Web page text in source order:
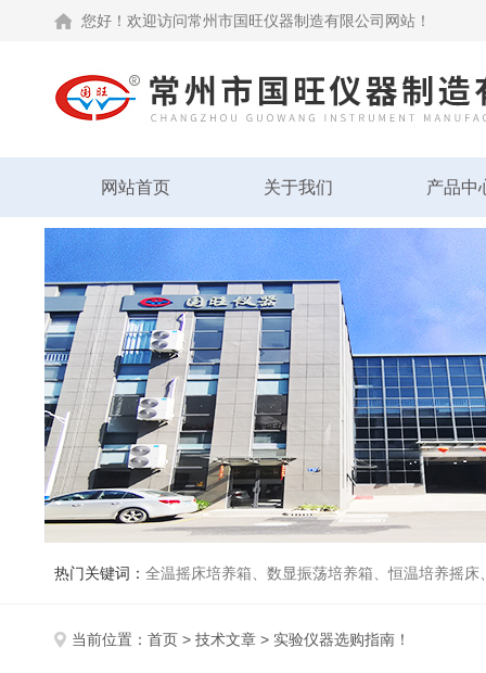
您好！欢迎访问常州市国旺仪器制造有限公司网站！
网站首页 关于我们 产品中
热门关键词： 全温摇床培养箱、数显振荡培养箱、恒温培养摇
当前位置： 首页 > 技术文章 > 实验仪器选购指南！